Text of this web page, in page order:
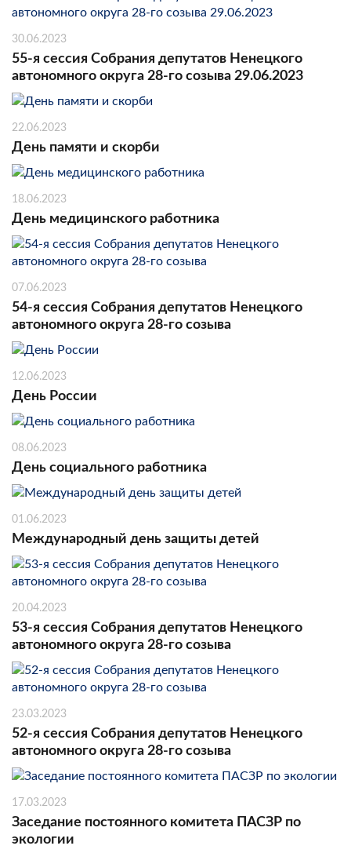
30.06.2023
55-я сессия Собрания депутатов Ненецкого
автономного округа 28-го созыва 29.06.2023
22.06.2023
День памяти и скорби
18.06.2023
День медицинского работника
07.06.2023
54-я сессия Собрания депутатов Ненецкого
автономного округа 28-го созыва
12.06.2023
День России
08.06.2023
День социального работника
01.06.2023
Международный день защиты детей
20.04.2023
53-я сессия Собрания депутатов Ненецкого
автономного округа 28-го созыва
23.03.2023
52-я сессия Собрания депутатов Ненецкого
автономного округа 28-го созыва
17.03.2023
Заседание постоянного комитета ПАСЗР по
экологии